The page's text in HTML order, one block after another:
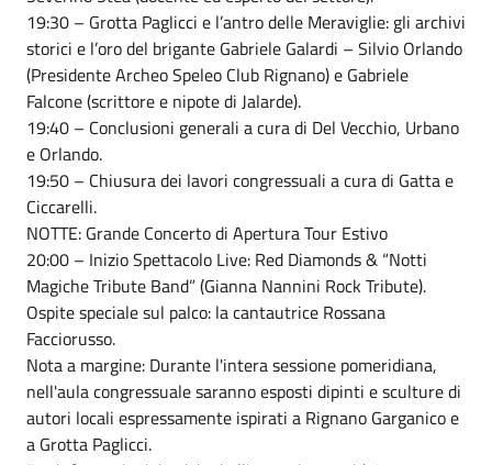
19:30 – Grotta Paglicci e l’antro delle Meraviglie: gli archivi
storici e l’oro del brigante Gabriele Galardi – Silvio Orlando
(Presidente Archeo Speleo Club Rignano) e Gabriele
Falcone (scrittore e nipote di Jalarde).
19:40 – Conclusioni generali a cura di Del Vecchio, Urbano
e Orlando.
19:50 – Chiusura dei lavori congressuali a cura di Gatta e
Ciccarelli.
NOTTE: Grande Concerto di Apertura Tour Estivo
20:00 – Inizio Spettacolo Live: Red Diamonds & “Notti
Magiche Tribute Band” (Gianna Nannini Rock Tribute).
Ospite speciale sul palco: la cantautrice Rossana
Facciorusso.
Nota a margine: Durante l'intera sessione pomeridiana,
nell'aula congressuale saranno esposti dipinti e sculture di
autori locali espressamente ispirati a Rignano Garganico e
a Grotta Paglicci.